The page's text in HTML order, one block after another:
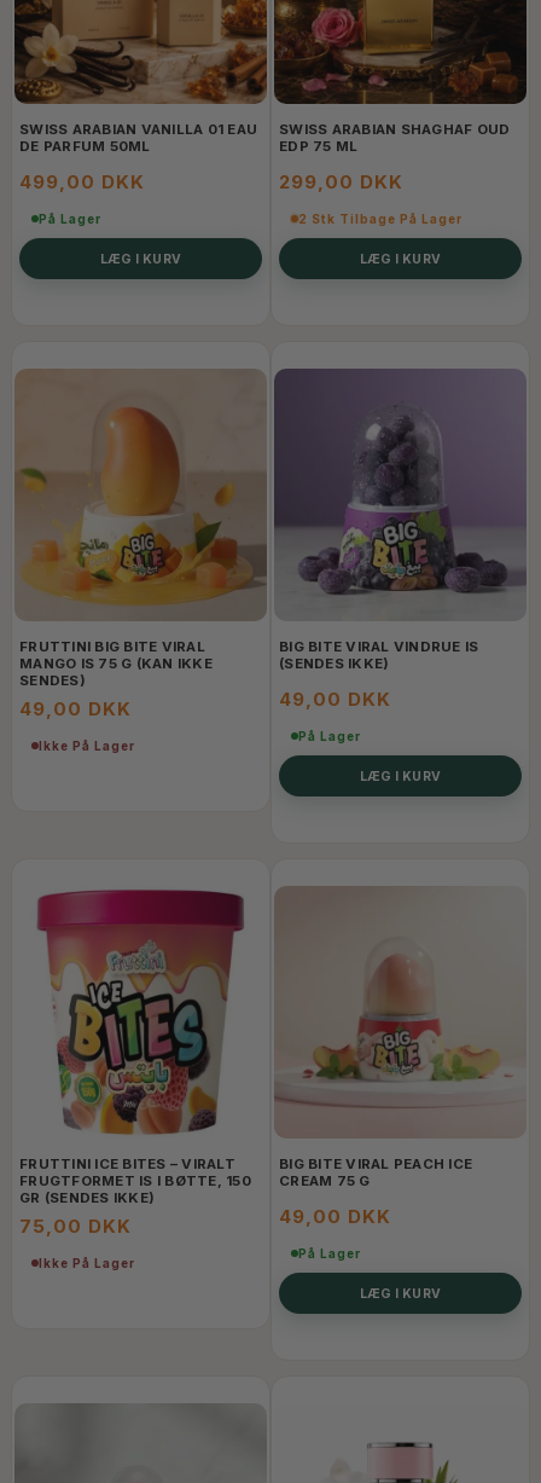
SWISS ARABIAN VANILLA 01 EAU
DE PARFUM 50ML
499,00 DKK
På Lager
LÆG I KURV
SWISS ARABIAN SHAGHAF OUD
EDP 75 ML
299,00 DKK
2 Stk Tilbage På Lager
LÆG I KURV
FRUTTINI BIG BITE VIRAL
MANGO IS 75 G (KAN IKKE
SENDES)
49,00 DKK
Ikke På Lager
BIG BITE VIRAL VINDRUE IS
(SENDES IKKE)
49,00 DKK
På Lager
LÆG I KURV
FRUTTINI ICE BITES – VIRALT
FRUGTFORMET IS I BØTTE, 150
GR (SENDES IKKE)
75,00 DKK
Ikke På Lager
BIG BITE VIRAL PEACH ICE
CREAM 75 G
49,00 DKK
På Lager
LÆG I KURV